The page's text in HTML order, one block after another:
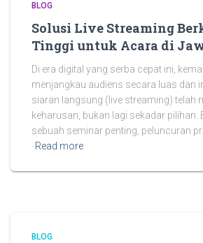
BLOG
Solusi Live Streaming
Tinggi untuk Acara di
Di era digital yang serba cepat ini,
menjangkau audiens secara luas dan
siaran langsung (live streaming) telah
keharusan, bukan lagi sekadar pilihan.
sebuah seminar penting, peluncuran
Read more
BLOG